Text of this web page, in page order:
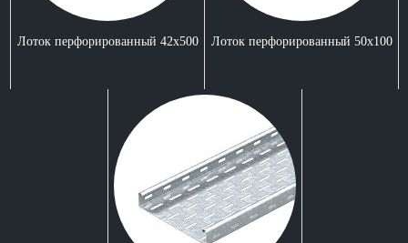
Лоток перфорированный 42x500 Лоток перфорированный 50x100